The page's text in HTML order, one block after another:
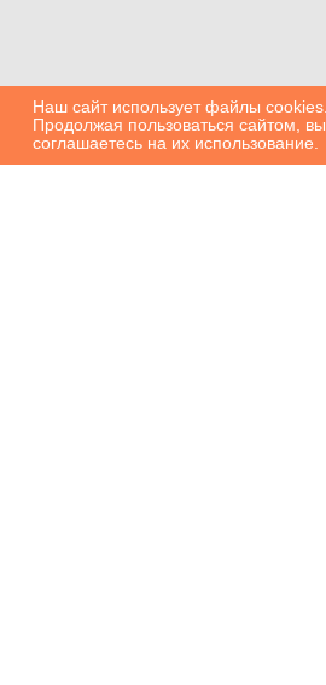
Наш сайт использует файлы cookies.
Продолжая пользоваться сайтом, вы
соглашаетесь на их использование.